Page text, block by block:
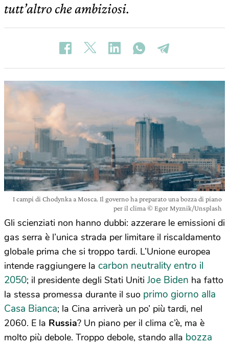
tutt’altro che ambiziosi.
I campi di Chodynka a Mosca. Il governo ha preparato una bozza di piano
per il clima © Egor Myznik/Unsplash
Gli scienziati non hanno dubbi: azzerare le emissioni di
gas serra è l’unica strada per limitare il riscaldamento
globale prima che si troppo tardi. L’Unione europea
intende raggiungere la carbon neutralityentro il
2050; il presidente degli Stati UnitiJoe Biden ha fatto
la stessa promessa durante il suo primo giorno alla
Casa Bianca; la Cina arriverà un po’ più tardi, nel
2060. E la Russia? Un piano per il clima c’è, ma è
molto più debole. Troppo debole, stando alla bozza